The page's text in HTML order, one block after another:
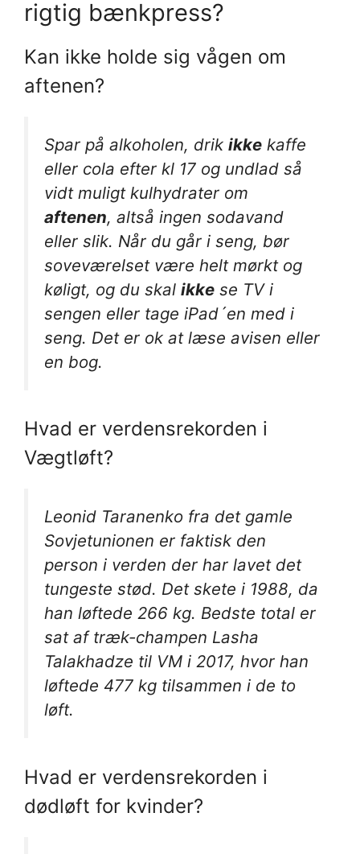
rigtig bænkpress?
Kan ikke holde sig vågen om
aftenen?
Spar på alkoholen, drik ikke kaffe
eller cola efter kl 17 og undlad så
vidt muligt kulhydrater om
aftenen, altså ingen sodavand
eller slik. Når du går i seng, bør
soveværelset være helt mørkt og
køligt, og du skal ikke se TV i
sengen eller tage iPad´en med i
seng. Det er ok at læse avisen eller
en bog.
Hvad er verdensrekorden i
Vægtløft?
Leonid Taranenko fra det gamle
Sovjetunionen er faktisk den
person i verden der har lavet det
tungeste stød. Det skete i 1988, da
han løftede 266 kg. Bedste total er
sat af træk-champen Lasha
Talakhadze til VM i 2017, hvor han
løftede 477 kg tilsammen i de to
løft.
Hvad er verdensrekorden i
dødløft for kvinder?